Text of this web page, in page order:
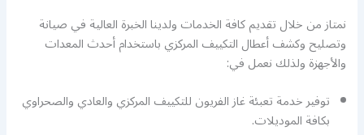
نمتاز من خلال تقديم كافة الخدمات ولدينا الخبرة العالية في صيانة
وتصليح وكشف أعطال التكييف المركزي باستخدام أحدث المعدات
والأجهزة ولذلك نعمل في:
توفير خدمة تعبئة غاز الفريون للتكييف المركزي والعادي والصحراوي
بكافة الموديلات.